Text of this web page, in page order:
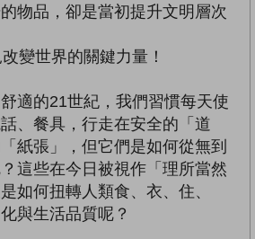
物品，卻是當初提升文明層次
變世界的關鍵力量！
適的21世紀，我們習慣每天使
、餐具，行走在安全的「道
紙張」，但它們是如何從無到
這些在今日被視作「理所當然
如何扭轉人類食、衣、住、
與生活品質呢？